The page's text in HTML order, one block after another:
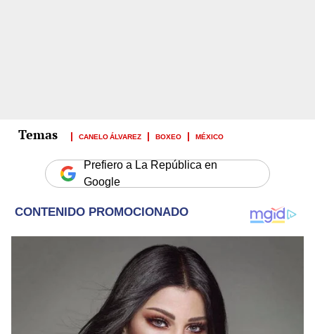
CANELO ÁLVAREZ BOXEO MÉXICO
Prefiero a La República en
Google